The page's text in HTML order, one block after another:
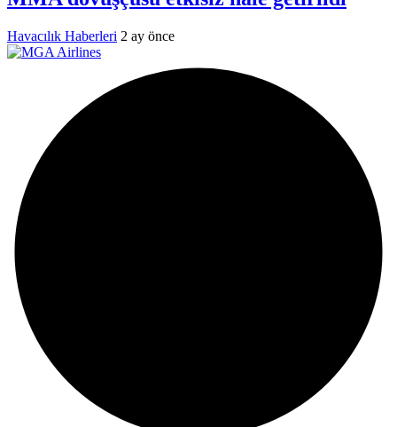
Havacılık Haberleri 2 ay önce